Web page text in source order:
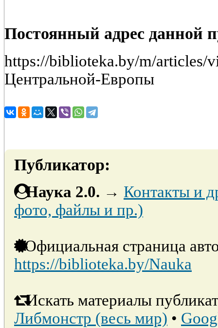
Постоянный адрес данной
https://biblioteka.by/m/articles/
Центральной-Европы
Публикатор:
Наука 2.0. → Контакты и
фото, файлы и пр.)
Официальная страница
https://biblioteka.by/Nauka
Искать материалы
Либмонстр (весь мир) •